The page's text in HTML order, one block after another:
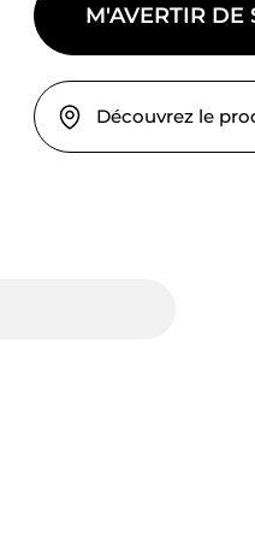
M'AVERTIR
Découvrez le